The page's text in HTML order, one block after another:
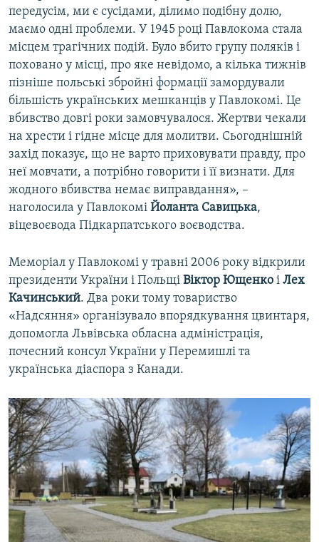
передусім, ми є сусідами, ділимо подібну долю,
маємо одні проблеми. У 1945 році Павлокома стала
місцем трагічних подій. Було вбито групу поляків і
поховано у місці, про яке невідомо, а кілька тижнів
пізніше польські збройні формації замордували
більшість українських мешканців у Павлокомі. Це
вбивство довгі роки замовчувалося. Жертви чекали
на хрести і гідне місце для молитви. Сьогоднішній
захід показує, що не варто приховувати правду, про
неї мовчати, а потрібно говорити і її визнати. Для
жодного вбивства немає виправдання», –
наголосила у Павлокомі Йоланта Савицька,
віцевоєвода Підкарпатського воєводства.
Меморіал у Павлокомі у травні 2006 року відкрили
президенти України і Польщі Віктор Ющенко і Лех
Качинський. Два роки тому товариство
«Надсяння» організувало впорядкування цвинтаря,
допомогла Львівська обласна адміністрація,
почесний консул України у Перемишлі та
українська діаспора з Канади.